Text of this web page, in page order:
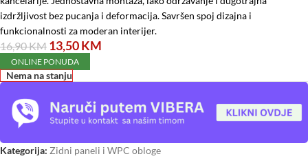
izdržljivost bez pucanja i deformacija. Savršen spoj dizajna i
funkcionalnosti za moderan interijer.
16,90KM 13,50KM
ONLINE PONUDA
Nema na stanju
Kategorija: Zidni paneli i WPC obloge